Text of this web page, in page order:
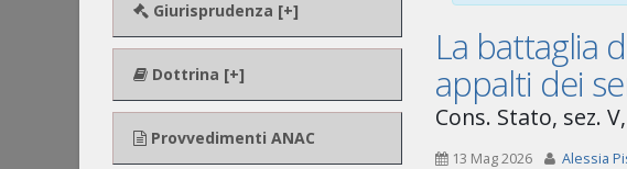
Giurisprudenza [+]
Dottrina [+]
Provvedimenti ANAC
La battaglia
appalti dei
Cons. Stato, sez.
13 Mag 2026
Alessia